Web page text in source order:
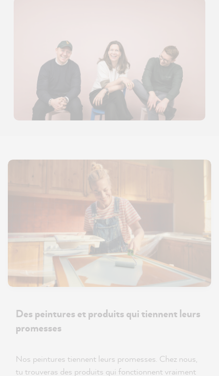
Des peintures et produits qui tiennent leurs
promesses
Nos peintures tiennent leurs promesses. Chez nous,
tu trouveras des produits qui fonctionnent vraiment